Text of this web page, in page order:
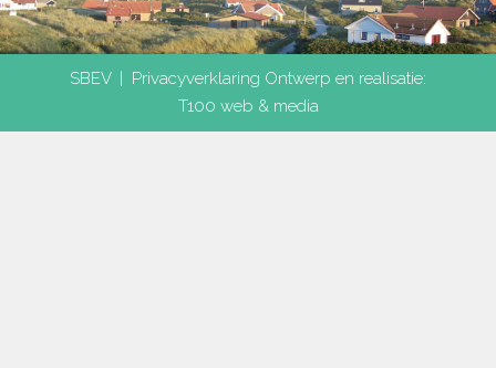
SBEV | Privacyverklaring Ontwerp en realisatie:
T100 web & media